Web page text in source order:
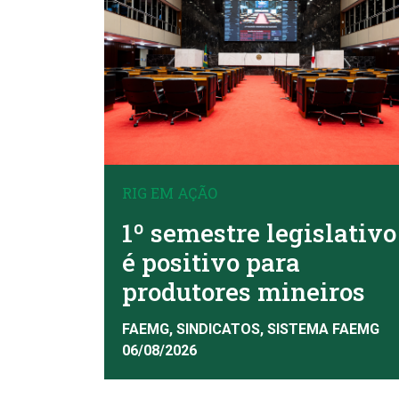
RIG EM AÇÃO
1º semestre legislativo
é positivo para
produtores mineiros
FAEMG, SINDICATOS, SISTEMA FAEMG
06/08/2026